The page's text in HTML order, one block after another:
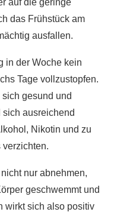
das Frühstück am
ausfallen.
in der Woche kein
Tage vollzustopfen.
gesund und
ausreichend
Nikotin und zu
nur abnehmen,
geschwemmt und
wirkt sich also positiv